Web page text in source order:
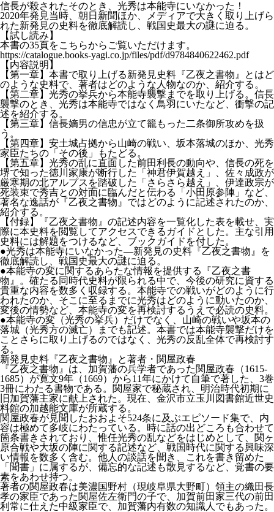
信長が殺されたそのとき、光秀は本能寺にいなかった！
2020年発見当時、朝日新聞ほか、メディアで大きく取り上げら
れた新発見の史料を徹底解読し、戦国史最大の謎に迫る。
【試し読み】
本書の35頁をこちらからご覧いただけます。
https://catalogue.books-yagi.co.jp/files/pdf/d9784840622462.pdf
【内容説明】
【第一章】本書で取り上げる新発見史料『乙夜之書物』とはど
のような史料で、著者はどのような人物なのか、紹介する。
【第二章】光秀の挙兵から本能寺襲撃までを取り上げる。信長
襲撃のとき、光秀は本能寺ではなく鳥羽にいたなど、衝撃の記
述を紹介する。
【第三章】信長嫡男の信忠が立て籠もった二条御所攻めを扱
う。
【第四章】安土城占拠から山崎の戦い、坂本落城のほか、光秀
家臣たちの「その後」もたどる。
【第五章】光秀の乱に直面した前田利長の動向や、信長の死を
堺で知った徳川家康が断行した「神君伊賀越え」、佐々成政が
厳寒期の北アルプスを踏破した「さらさら越え」、伊達政宗が
死装束で秀吉との対面に臨んだと伝わる「小田原参陣」など、
著名な逸話が『乙夜之書物』ではどのように記述されたのか、
紹介する。
【付録】『乙夜之書物』の記述内容を一覧化した表を載せ、実
際に本史料を閲覧してアクセスできるガイドとした。主な引用
史料には解題をつけるなど、ブックガイドを付した。
●光秀は本能寺にいなかった―新発見の史料『乙夜之書物』を
徹底解読し、戦国史最大の謎に迫る。
●本能寺の変に関するあらたな情報を提供する『乙夜之書
物』。確たる同時代史料が限られる中で、今後の研究に資する
貴重な内容を数多く収録する。本能寺での戦いがどのように行
われたのか、そこに至るまでに光秀はどのように動いたのか、
変後の情勢など、本能寺の変を再検討するうえで必読の史料。
●本能寺の変（光秀の挙兵）だけでなく、山崎の戦いや坂本の
落城（光秀方の滅亡）までも記述。本書では本能寺襲撃だけを
ことさらに取り上げるのではなく、光秀の反乱全体で再検討す
る。
新発見史料『乙夜之書物』と著者・関屋政春
『乙夜之書物』は、加賀藩の兵学者であった関屋政春（1615-
1685）が寛文9年（1669）から11年にかけて自筆で著した、3巻
3冊にわたる書物である。関屋家で秘蔵され、明治時代初期に
旧加賀藩主家に献上された。現在、金沢市立玉川図書館近世史
料館の加越能文庫が所蔵する。
関屋政春が見聞したおおよそ524条に及ぶエピソード集で、内
容は極めて多岐にわたっている。時に話の出どころも合わせて
箇条書きされており、惟任光秀の乱などをはじめとして、関ヶ
原合戦や大坂の陣に関する記述など、戦国時代に関する興味深
い情報を数多く含む。他人の談話を聞き、これを書き留めた
「聞書」に属するが、備忘的な記述も散見するなど、覚書の要
素をあわせ持つ。
著者の関屋政春は美濃国野村（現岐阜県大野町）領主の織田長
孝の家臣であった関屋佐左衛門の子で、加賀前田家三代の前田
利常に仕えた中級家臣で、加賀藩内有数の知識人でもあった。